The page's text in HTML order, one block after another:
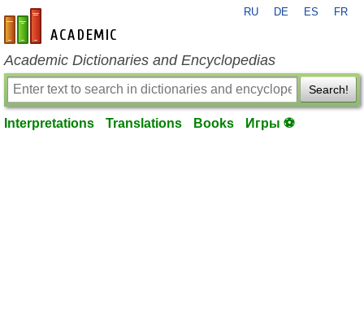
en-academic.com
RU DE ES FR
Academic Dictionaries and Encyclopedias
Search!
Interpretations Translations Books Игры ⚽